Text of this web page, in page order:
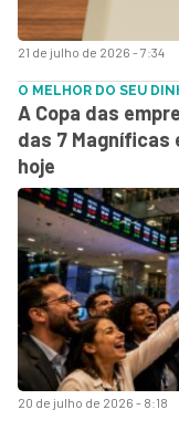
21 de julho de 2026 - 7:34
20 de julho de 2026 - 8:18
O MELHOR DO SEU
A Copa das
das 7 Magníficas
hoje